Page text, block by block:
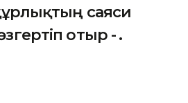
саяси
отыр - Қ.